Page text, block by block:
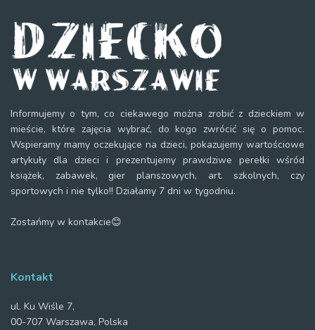
Informujemy o tym, co ciekawego można zrobić z dzieckiem w
mieście, które zajęcia wybrać, do kogo zwrócić się o pomoc.
Wspieramy mamy oczekujące na dzieci, pokazujemy wartościowe
artykuły dla dzieci i prezentujemy prawdziwe perełki wśród
książek, zabawek, gier planszowych, art. szkolnych, czy
sportowych i nie tylko!! Działamy 7 dni w tygodniu.
Zostańmy w kontakcie😊
Kontakt
ul. Ku Wiśle 7,
00-707 Warszawa, Polska